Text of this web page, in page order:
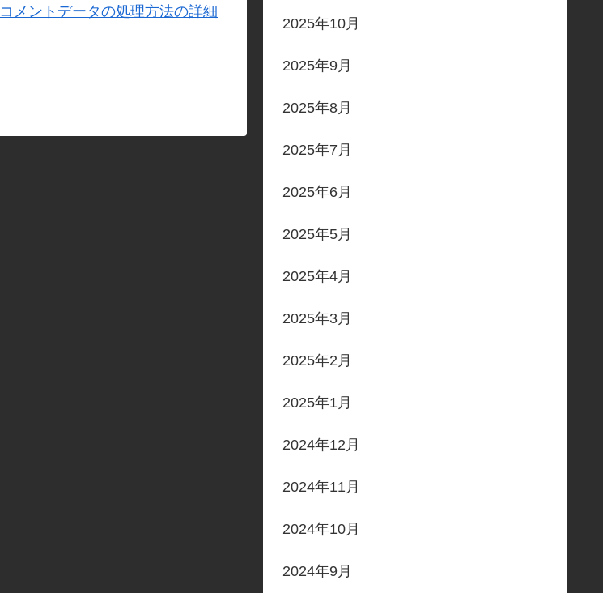
コメントデータの処理方法の詳細
2025年10月
2025年9月
2025年8月
2025年7月
2025年6月
2025年5月
2025年4月
2025年3月
2025年2月
2025年1月
2024年12月
2024年11月
2024年10月
2024年9月